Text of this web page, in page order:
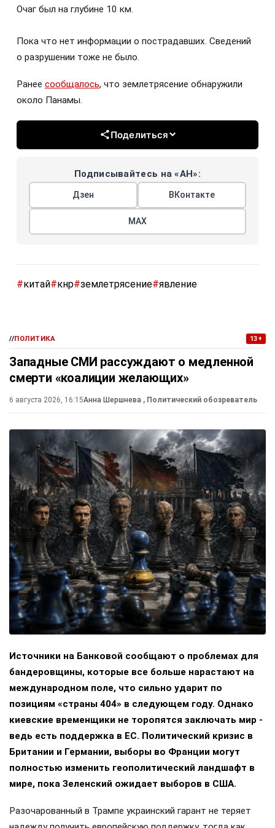
Очаг был на глубине 10 км.
Пока что нет информации о пострадавших. Сведений
о разрушении тоже не было.
Ранее сообщалось, что землетрясение обнаружили
около Панамы.
Поделиться
Подписывайтесь на «АН»:
Дзен ВКонтакте
МАХ
#китай#кнр#землетрясение#явление
//ПОЛИТИКА 13+
Западные СМИ рассуждают о медленной
смерти «коалиции желающих»
6 августа 2026, 16:15Анна Шершнева , Политический обозреватель
Источники на Банковой сообщают о проблемах для
бандеровщины, которые все больше нарастают на
международном поле, что сильно ударит по
позициям «страны 404» в следующем году. Однако
киевские временщики не торопятся заключать мир -
ведь есть поддержка в ЕС. Политический кризис в
Британии и Германии, выборы во Франции могут
полностью изменить геополитический ландшафт в
мире, пока Зеленский ожидает выборов в США.
Разочарованный в Трампе украинский гарант не теряет